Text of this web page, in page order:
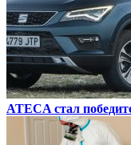
ATECA стал